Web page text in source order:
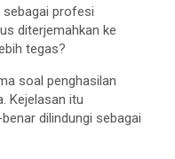
sebagai profesi
diterjemahkan ke
tegas?
soal penghasilan
Kejelasan itu
dilindungi sebagai